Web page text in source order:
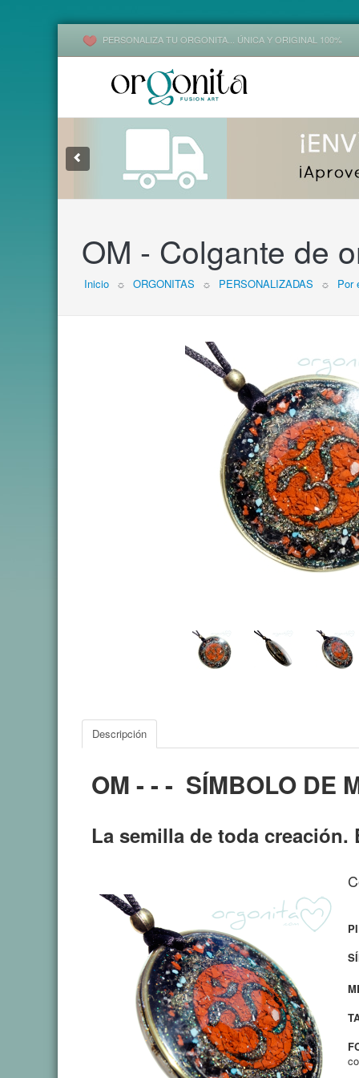
PERSONALIZA TU ORGONITA... ÚNICA Y ORIGINAL 100%
OM - Colgante de
Inicio ☼ ORGONITAS ☼ PERSONALIZADAS ☼ Por
Descripción
OM - - - SÍMBOLO DE
La semilla de toda
C